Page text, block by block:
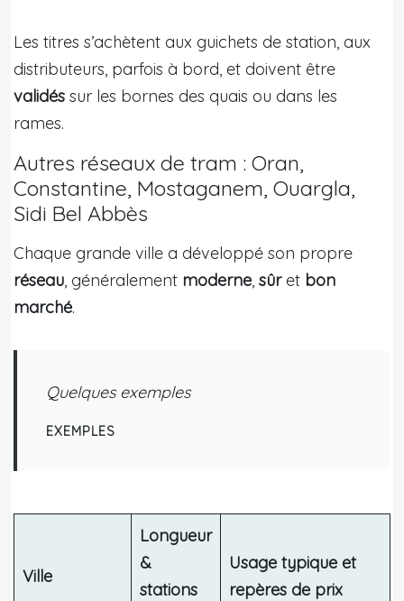
Les titres s’achètent aux guichets de station, aux
distributeurs, parfois à bord, et doivent être
validés sur les bornes des quais ou dans les
rames.
Autres réseaux de tram : Oran,
Constantine, Mostaganem, Ouargla,
Sidi Bel Abbès
Chaque grande ville a développé son propre
réseau, généralement moderne, sûret bon
marché.
Quelques exemples
EXEMPLES
Ville
Longueur
&
stations
Usage typique et
repères de prix